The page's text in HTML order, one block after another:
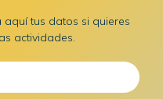
tus datos si quieres
actividades.